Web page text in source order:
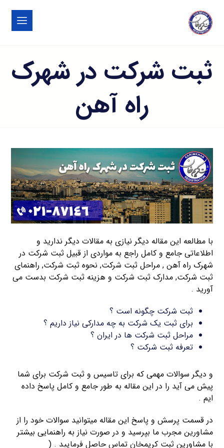
ثبت شرکت در شهرک
راه آهن
با مطالعه این مقاله دیگر نیازی به مقالات دیگر ندارید و
اطلاعاتی جامع و کامل راجع به مواردی از قبیل ثبت شرکت در
شهرک راه آهن , مراحل ثبت شرکت, نحوه ثبت شرکت, راهنمای
ثبت شرکت, مدارک ثبت شرکت و هزینه ثبت شرکت بدست می
آورید .
ثبت شرکت چگونه است ؟
برای ثبت یک شرکت به چه مدارکی نیاز داریم ؟
مراحل ثبت شرکت ها در ایران ؟
تعرفه ثبت شرکت ؟
و دیگر سوالات مهمی که برای تاسیس و ثبت شرکت برای شما
پیش می آید را در این مقاله به طور جامع و کامل پاسخ داده
ایم .
در قسمت پرسش و پاسخ این مقاله میتوانید سوالات خود را از
مشاورین مجرب ما بپرسید و در صورت نیاز به راهنمایی بیشتر
با مشاورین ثبت کریمخان تماس حاصل فرمایید . (